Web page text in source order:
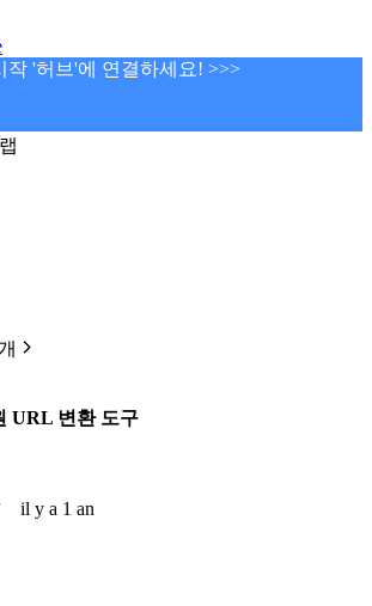
작 '허브'에 연결하세요! >>>
URL 변환 도구
il y a 1 an